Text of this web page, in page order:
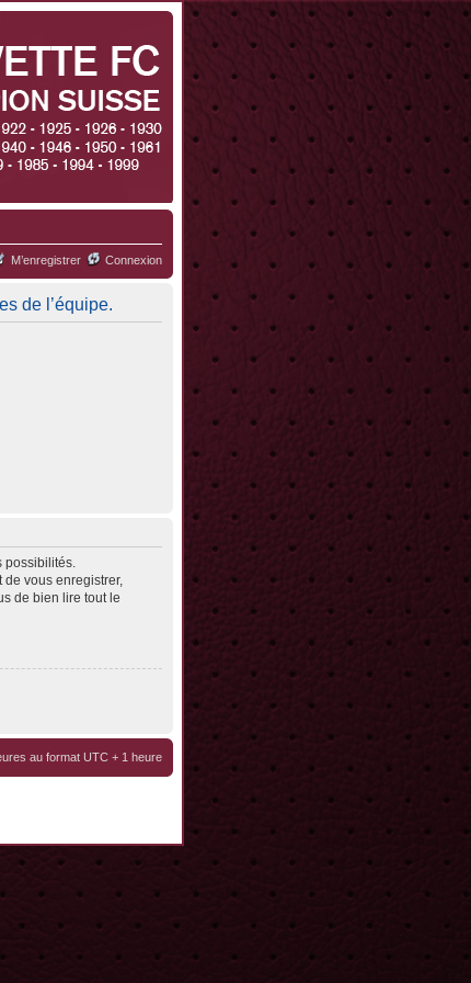
M’enregistrer Connexion
de l’équipe.
possibilités.
vous enregistrer,
de bien lire tout le
au format UTC + 1 heure